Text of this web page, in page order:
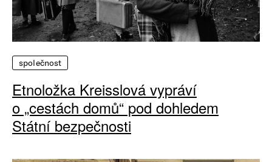
společnost
Etnoložka Kreisslová vypráví
o „cestách domů“ pod dohledem
Státní bezpečnosti